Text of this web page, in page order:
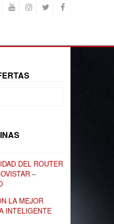
DEL ROUTER
–
LA MEJOR
INTELIGENTE